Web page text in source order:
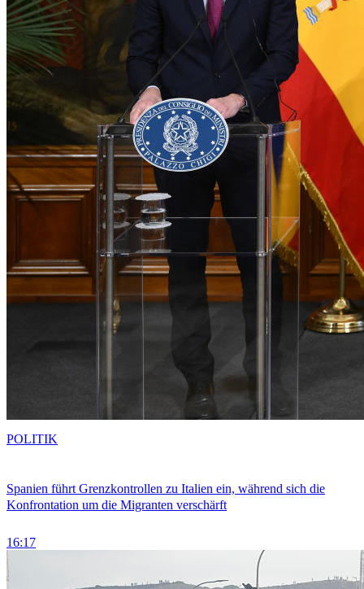
Spanien führt Grenzkontrollen zu Italien ein, während sich die
Konfrontation um die Migranten verschärft
16:17
POLITIK